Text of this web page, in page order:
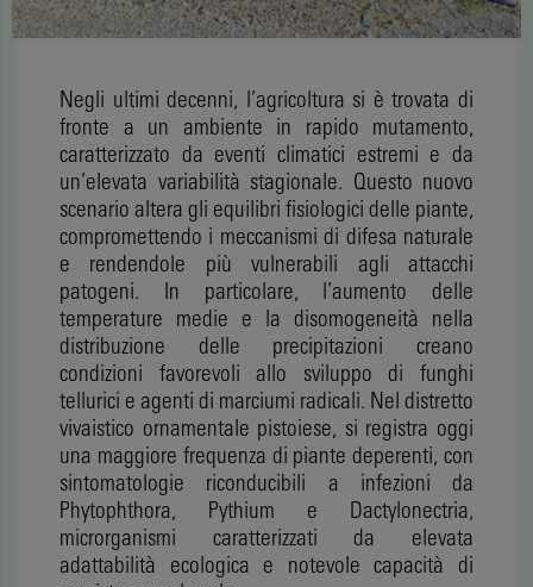
Negli ultimi decenni, l’agricoltura si è trovata di
fronte a un ambiente in rapido mutamento,
caratterizzato da eventi climatici estremi e da
un’elevata variabilità stagionale. Questo nuovo
scenario altera gli equilibri fisiologici delle piante,
compromettendo i meccanismi di difesa naturale
e rendendole più vulnerabili agli attacchi
patogeni. In particolare, l’aumento delle
temperature medie e la disomogeneità nella
distribuzione delle precipitazioni creano
condizioni favorevoli allo sviluppo di funghi
tellurici e agenti di marciumi radicali. Nel distretto
vivaistico ornamentale pistoiese, si registra oggi
una maggiore frequenza di piante deperenti, con
sintomatologie riconducibili a infezioni da
Phytophthora, Pythium e Dactylonectria,
microrganismi caratterizzati da elevata
adattabilità ecologica e notevole capacità di